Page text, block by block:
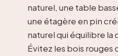
naturel, une table
une étagère en pin
naturel qui équilibre la
Évitez les bois rouges